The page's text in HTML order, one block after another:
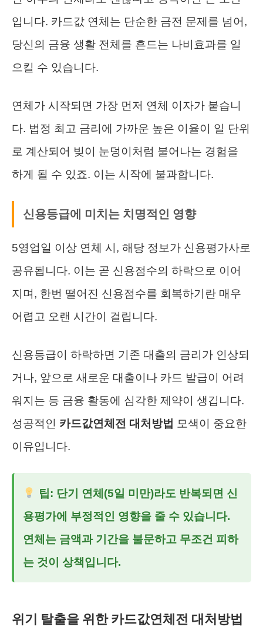
입니다. 카드값 연체는 단순한 금전 문제를 넘어,
당신의 금융 생활 전체를 흔드는 나비효과를 일
으킬 수 있습니다.
연체가 시작되면 가장 먼저 연체 이자가 붙습니
다. 법정 최고 금리에 가까운 높은 이율이 일 단위
로 계산되어 빚이 눈덩이처럼 불어나는 경험을
하게 될 수 있죠. 이는 시작에 불과합니다.
신용등급에 미치는 치명적인 영향
5영업일 이상 연체 시, 해당 정보가 신용평가사로
공유됩니다. 이는 곧 신용점수의 하락으로 이어
지며, 한번 떨어진 신용점수를 회복하기란 매우
어렵고 오랜 시간이 걸립니다.
신용등급이 하락하면 기존 대출의 금리가 인상되
거나, 앞으로 새로운 대출이나 카드 발급이 어려
워지는 등 금융 활동에 심각한 제약이 생깁니다.
성공적인 카드값연체전 대처방법 모색이 중요한
이유입니다.
팁: 단기 연체(5일 미만)라도 반복되면 신
용평가에 부정적인 영향을 줄 수 있습니다.
연체는 금액과 기간을 불문하고 무조건 피하
는 것이 상책입니다.
위기 탈출을 위한 카드값연체전 대처방법